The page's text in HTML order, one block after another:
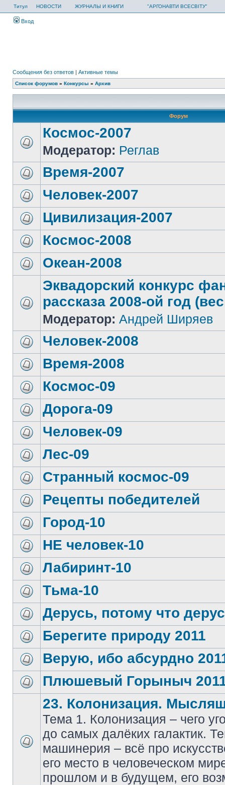
Титул НОВОСТИ ЖУРНАЛЫ И КНИГИ "АРГОНАВТИ ВСЕСВІТУ"
Вход
Сообщения без ответов | Активные темы
Список форумов » Конкурсы » Архив
Форум
Космос-2007
Модератор: Реглав
Время-2007
Человек-2007
Цивилизация-2007
Космос-2008
Океан-2008
Эквадорский конкурс
рассказа 2008-ой год
Модератор: Андрей Ширяев
Человек-2008
Время-2008
Космос-09
Дорога-09
Человек-09
Лес-09
Странный космос-09
Рецепты победителей
Город-10
НЕ человек-10
Лабиринт-10
Тьма-10
Дерусь, потому что
Берегите природу 2011
Верую, ибо абсурдно
Плюшевый Горыныч
23. Колонизация.
Тема 1. Колонизация – чего
до самых далёких галактик.
машинерия – всё про
его место в человеческом
прошлом и в будущем, его